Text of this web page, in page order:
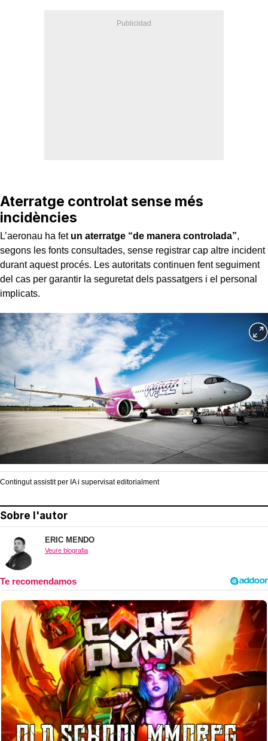
Aterratge controlat sense més
incidències
L’aeronau ha fet un aterratge “de manera controlada”,
segons les fonts consultades, sense registrar cap altre incident
durant aquest procés. Les autoritats continuen fent seguiment
del cas per garantir la seguretat dels passatgers i el personal
implicats.
Contingut assistit per IA i supervisat editorialment
Sobre l'autor
ERIC MENDO
Veure biografia